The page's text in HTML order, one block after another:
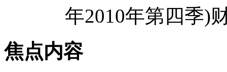
年2010年第四季)
焦点内容